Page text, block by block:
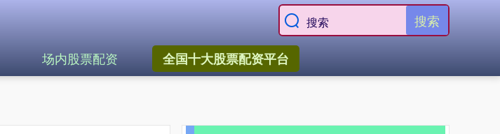
搜索
场内股票配资 全国十大股票配资平台